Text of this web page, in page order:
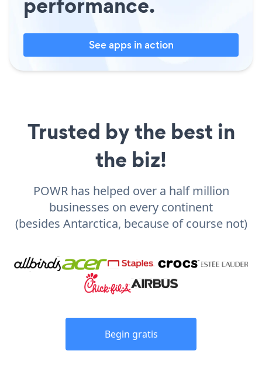
See apps in action
Trusted by the best in
the biz!
POWR has helped over a half million
businesses on every continent
(besides Antarctica, because of course not)
Begin gratis